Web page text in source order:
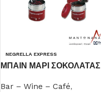
NEGRELLA EXPRESS
ΜΠΑΙΝ ΜΑΡΙ ΣΟΚΟΛΑΤΑΣ
Bar – Wine – Café,